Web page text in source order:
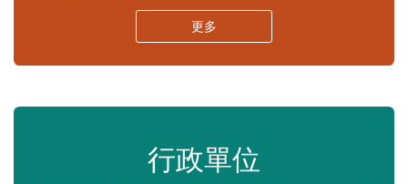
更多
行政單位